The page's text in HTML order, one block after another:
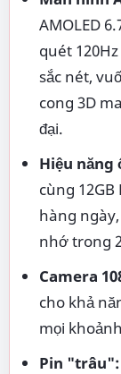
AMOLED
quét
sắc nét,
cong 3D
đại.
Hiệu năng
cùng
hàng
nhớ trong
Camera
cho khả
mọi
Pin "trâu":